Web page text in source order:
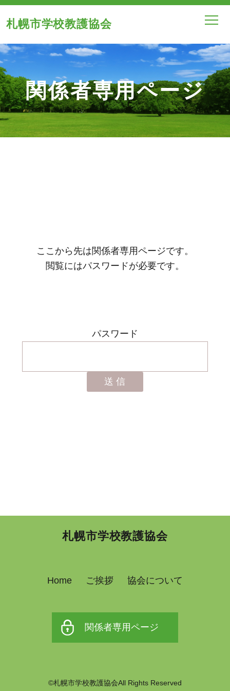
札幌市学校教護協会
関係者専用ページ
ここから先は関係者専用ページです。
閲覧にはパスワードが必要です。
パスワード
札幌市学校教護協会
Home ご挨拶 協会について
関係者専用ページ
©札幌市学校教護協会All Rights Reserved